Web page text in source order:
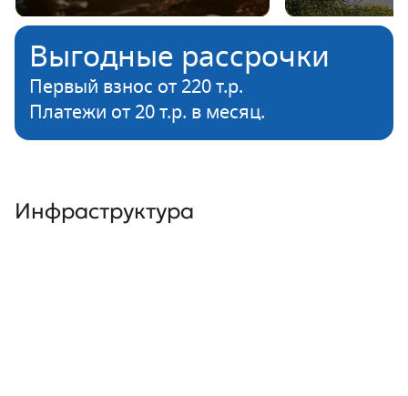
Выгодные рассрочки
Первый взнос от 220 т.р.
Платежи от 20 т.р. в месяц.
Инфраструктура